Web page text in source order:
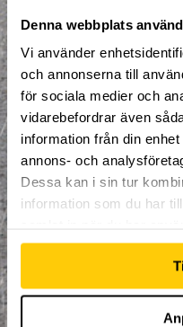
Denna webbplats
Vi använder
och annonserna till
för sociala medier och
vidarebefordrar även
information från din
annons- och
Dessa kan i sin tur
information som du har
välkomna att
18:00-19:00.
septembervecka
december vecka
för höstlov.
samtliga grupper
december.
OBS. Åldern i
fungerar som
måste följa till
ett par
timmes entré
deltagaren ska/
träningen.
justera till andra